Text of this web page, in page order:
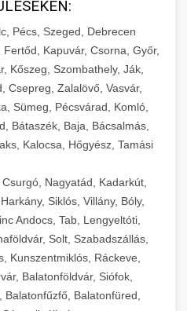
Pécs, Szeged, Debrecen
Kapuvár, Csorna, Győr,
Kőszeg, Szombathely, Ják,
Csepreg, Zalalövő, Vasvár,
Sümeg, Pécsvárad, Komló,
Bátaszék, Baja, Bácsalmás,
Kalocsa, Hőgyész, Tamási
Nagyatád, Kadarkút,
Siklós, Villány, Bóly,
Andocs, Tab, Lengyeltóti,
Solt, Szabadszállás,
Kunszentmiklós, Ráckeve,
Balatonföldvár, Siófok,
Balatonfüred,